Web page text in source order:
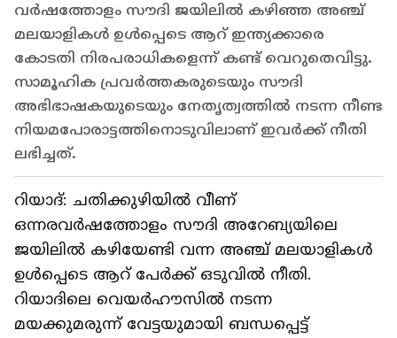
വർഷത്തോളം സൗദി ജയിലിൽ കഴിഞ്ഞ അഞ്ച്
മലയാളികൾ ഉൾപ്പെടെ ആറ് ഇന്ത്യക്കാരെ
കോടതി നിരപരാധികളെന്ന് കണ്ട് വെറുതെവിട്ടു.
സാമൂഹിക പ്രവർത്തകരുടെയും സൗദി
അഭിഭാഷകയുടെയും നേതൃത്വത്തിൽ നടന്ന നീണ്ട
നിയമപോരാട്ടത്തിനൊടുവിലാണ് ഇവർക്ക് നീതി
ലഭിച്ചത്.
റിയാദ്: ചതിക്കുഴിയിൽ വീണ്
ഒന്നരവർഷത്തോളം സൗദി അറേബ്യയിലെ
ജയിലിൽ കഴിയേണ്ടി വന്ന അഞ്ച് മലയാളികൾ
ഉൾപ്പെടെ ആറ് പേർക്ക് ഒടുവിൽ നീതി.
റിയാദിലെ വെയർഹൗസിൽ നടന്ന
മയക്കുമരുന്ന് വേട്ടയുമായി ബന്ധപ്പെട്ട്